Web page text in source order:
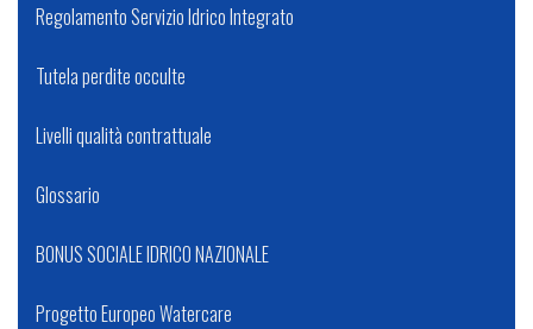
Regolamento Servizio Idrico Integrato
Tutela perdite occulte
Livelli qualità contrattuale
Glossario
BONUS SOCIALE IDRICO NAZIONALE
Progetto Europeo Watercare